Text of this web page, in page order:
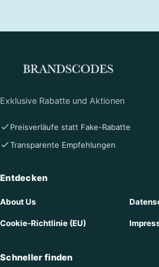
Exklusive Rabatte und Aktionen
Preisverläufe statt Fake-Rabatte
Transparente Empfehlungen
Entdecken
About Us
Cookie-Richtlinie (EU)
Schneller finden